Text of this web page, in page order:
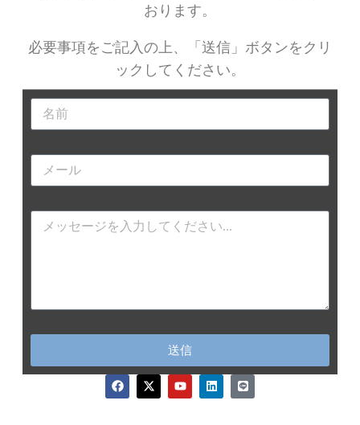
おります。
必要事項をご記入の上、「送信」ボタンをクリ
ックしてください。
送信